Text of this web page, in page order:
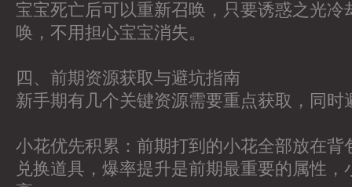
宝宝死亡后可以重新召唤，只要诱惑之光冷
唤，不用担心宝宝消失。
四、前期资源获取与避坑指南
新手期有几个关键资源需要重点获取，同时
小花优先积累：前期打到的小花全部放在背
兑换道具，爆率提升是前期最重要的属性